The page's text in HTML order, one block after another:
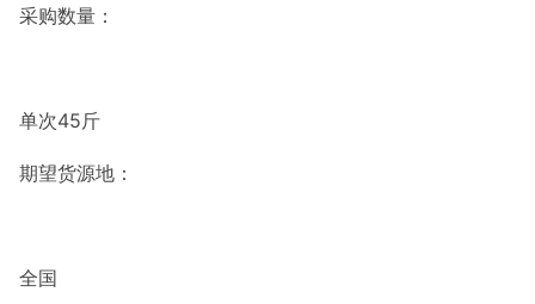
采购数量：
单次45斤
期望货源地：
全国